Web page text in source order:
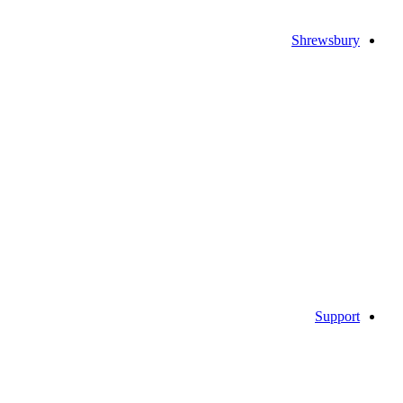
Shrewsbury
Support